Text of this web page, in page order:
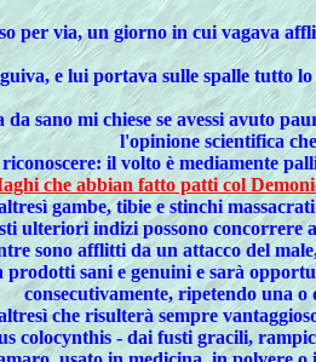
per via, un giorno in cui vagava
e lui portava sulle spalle tutto
sano mi chiese se avessi avuto
l'opinione scientifica
il volto è mediamente
che abbian fatto patti col
gambe, tibie e stinchi
ulteriori indizi possono concorrere
sono afflitti da un attacco del
sani e genuini e sarà
consecutivamente, ripetendo una
che risulterà sempre
colocynthis - dai fusti gracili,